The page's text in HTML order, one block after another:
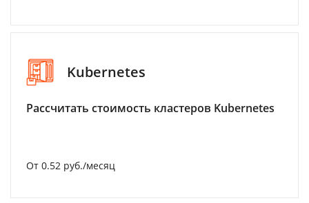
Kubernetes
Рассчитать стоимость кластеров Kubernetes
От 0.52 руб./месяц